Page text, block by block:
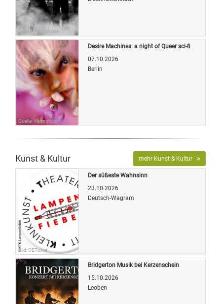
Quelle: Veranstalter
Quelle: Veranstalter
Desire Machines: a night of Queer sci-fi
07.10.2026
Berlin
Kunst & Kultur mehr Kunst & Kultur
Bild: OETicket
Der süßeste Wahnsinn
23.10.2026
Deutsch-Wagram
Bridgerton Musik bei Kerzenschein
15.10.2026
Leoben